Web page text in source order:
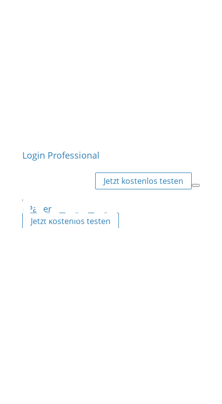
Login Professional
Jetzt kostenlos testen
ePaper
Jetzt kostenlos testen